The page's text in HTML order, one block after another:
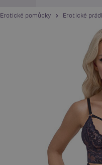
Erotické pomůcky Erotické